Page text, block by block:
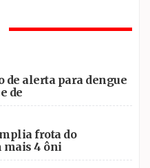
de alerta para dengue
de
frota do
mais 4 ôni